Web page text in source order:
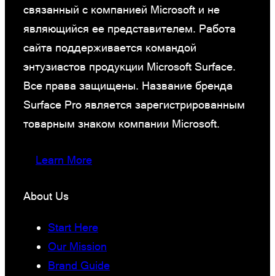
связанный с компанией Microsoft и не
являющийся ее представителем. Работа
сайта поддерживается командой
энтузиастов продукции Microsoft Surface.
Все права защищены. Название бренда
Surface Pro является зарегистрированным
товарным знаком компании Microsoft.
Learn More
About Us
Start Here
Our Mission
Brand Guide